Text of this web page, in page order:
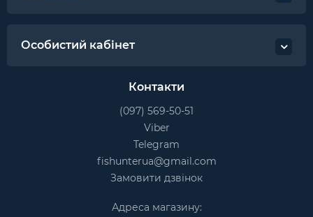
Особистий кабінет
Контакти
(097) 569-50-51
Viber
Telegram
fishunterua@gmail.com
Замовити дзвінок
Адреса магазину: